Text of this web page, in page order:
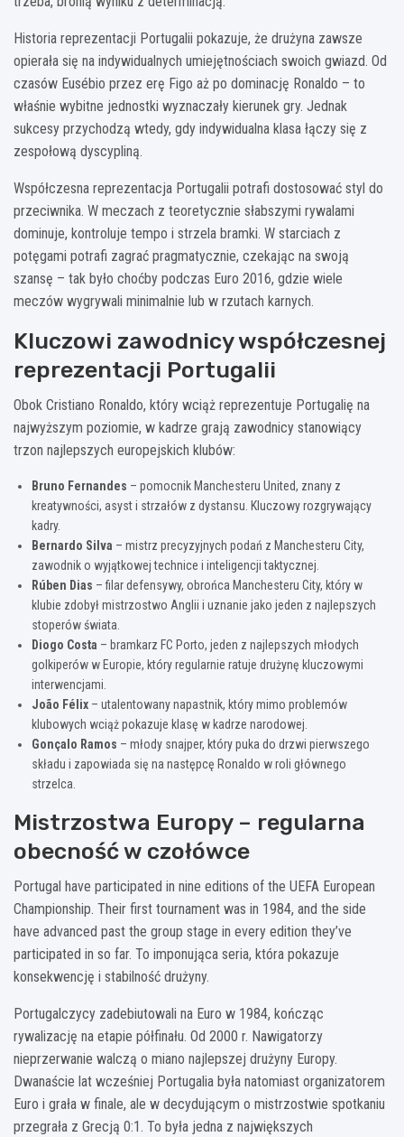
Historia reprezentacji Portugalii pokazuje, że drużyna zawsze
opierała się na indywidualnych umiejętnościach swoich gwiazd. Od
czasów Eusébio przez erę Figo aż po dominację Ronaldo – to
właśnie wybitne jednostki wyznaczały kierunek gry. Jednak
sukcesy przychodzą wtedy, gdy indywidualna klasa łączy się z
zespołową dyscypliną.
Współczesna reprezentacja Portugalii potrafi dostosować styl do
przeciwnika. W meczach z teoretycznie słabszymi rywalami
dominuje, kontroluje tempo i strzela bramki. W starciach z
potęgami potrafi zagrać pragmatycznie, czekając na swoją
szansę – tak było choćby podczas Euro 2016, gdzie wiele
meczów wygrywali minimalnie lub w rzutach karnych.
Kluczowi zawodnicy współczesnej
reprezentacji Portugalii
Obok Cristiano Ronaldo, który wciąż reprezentuje Portugalię na
najwyższym poziomie, w kadrze grają zawodnicy stanowiący
trzon najlepszych europejskich klubów:
Bruno Fernandes – pomocnik Manchesteru United, znany z
kreatywności, asyst i strzałów z dystansu. Kluczowy rozgrywający
kadry.
Bernardo Silva – mistrz precyzyjnych podań z Manchesteru City,
zawodnik o wyjątkowej technice i inteligencji taktycznej.
Rúben Dias – filar defensywy, obrońca Manchesteru City, który w
klubie zdobył mistrzostwo Anglii i uznanie jako jeden z najlepszych
stoperów świata.
Diogo Costa – bramkarz FC Porto, jeden z najlepszych młodych
golkiperów w Europie, który regularnie ratuje drużynę kluczowymi
interwencjami.
João Félix – utalentowany napastnik, który mimo problemów
klubowych wciąż pokazuje klasę w kadrze narodowej.
Gonçalo Ramos – młody snajper, który puka do drzwi pierwszego
składu i zapowiada się na następcę Ronaldo w roli głównego
strzelca.
Mistrzostwa Europy – regularna
obecność w czołówce
Portugal have participated in nine editions of the UEFA European
Championship. Their first tournament was in 1984, and the side
have advanced past the group stage in every edition they’ve
participated in so far. To imponująca seria, która pokazuje
konsekwencję i stabilność drużyny.
Portugalczycy zadebiutowali na Euro w 1984, kończąc
rywalizację na etapie półfinału. Od 2000 r. Nawigatorzy
nieprzerwanie walczą o miano najlepszej drużyny Europy.
Dwanaście lat wcześniej Portugalia była natomiast organizatorem
Euro i grała w finale, ale w decydującym o mistrzostwie spotkaniu
przegrała z Grecją 0:1. To była jedna z największych